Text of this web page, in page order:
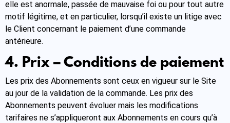
elle est anormale, passée de mauvaise foi ou pour tout autre
motif légitime, et en particulier, lorsqu’il existe un litige avec
le Client concernant le paiement d’une commande
antérieure.
4. Prix – Conditions de paiement
Les prix des Abonnements sont ceux en vigueur sur le Site
au jour de la validation de la commande. Les prix des
Abonnements peuvent évoluer mais les modifications
tarifaires ne s’appliqueront aux Abonnements en cours qu’à